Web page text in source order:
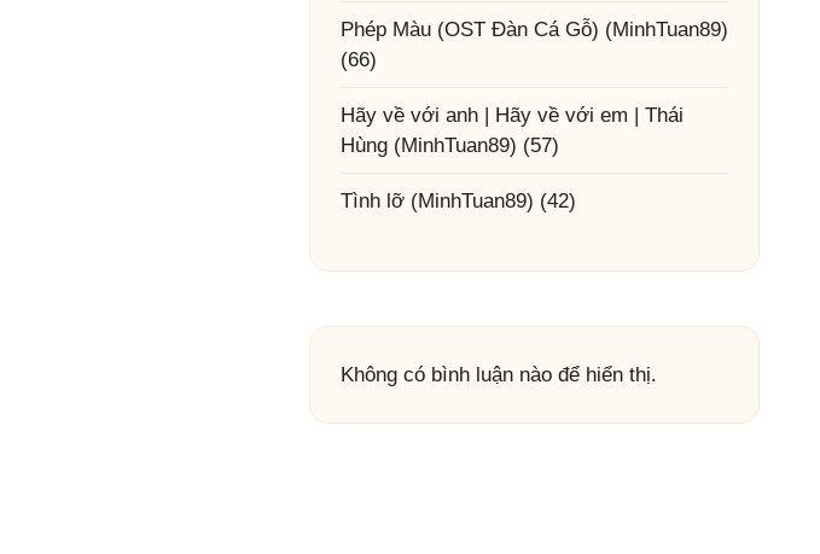
Phép Màu (OST Đàn Cá Gỗ) (MinhTuan89)
(66)
Hãy về với anh | Hãy về với em | Thái
Hùng (MinhTuan89) (57)
Tình lỡ (MinhTuan89) (42)
Không có bình luận nào để hiển thị.